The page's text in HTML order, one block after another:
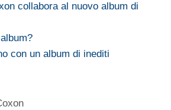
collabora al nuovo album di
con un album di inediti